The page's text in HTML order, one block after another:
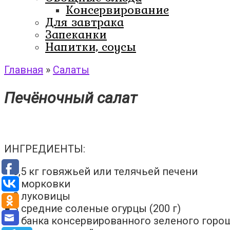
Консервирование
Для завтрака
Запеканки
Напитки, соусы
Главная » Салаты
Печёночный салат
ИНГРЕДИЕНТЫ:
● 0,5 кг говяжьей или телячьей печени
● 2 морковки
● 2 луковицы
● 3 средние соленые огурцы (200 г)
● 1 банка консервированного зеленого